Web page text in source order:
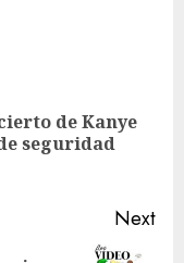
de Kanye
seguridad
Next